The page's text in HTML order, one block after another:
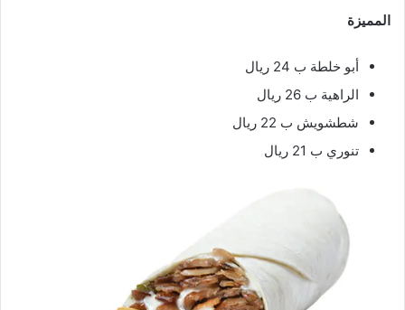
المميزة
أبو خلطة ب 24 ريال
الراهية ب 26 ريال
شطشويش ب 22 ريال
تنوري ب 21 ريال